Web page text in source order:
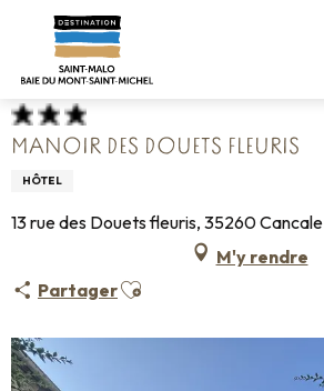
contenu
Accueil Poser ses valises
Manoir des Douets Fleuris
MANOIR DES DOUETS FLEURIS
HÔTEL
13 rue des Douets fleuris, 35260 Cancale
M'y rendre
PartagerAjouter aux favoris